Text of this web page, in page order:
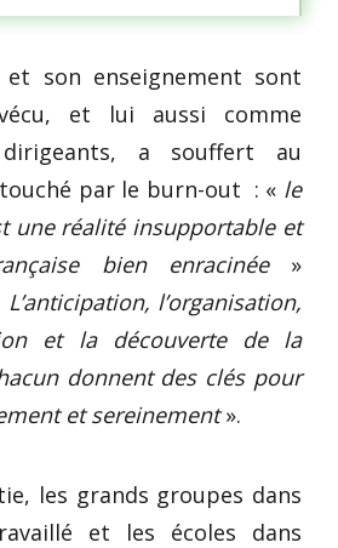
et son enseignement sont
et lui aussi comme
a souffert au
par le burn-out : « le
une réalité insupportable et
bien enracinée»
L’anticipation, l’organisation,
et la découverte de la
donnent des clés pour
et sereinement».
les grands groupes dans
et les écoles dans